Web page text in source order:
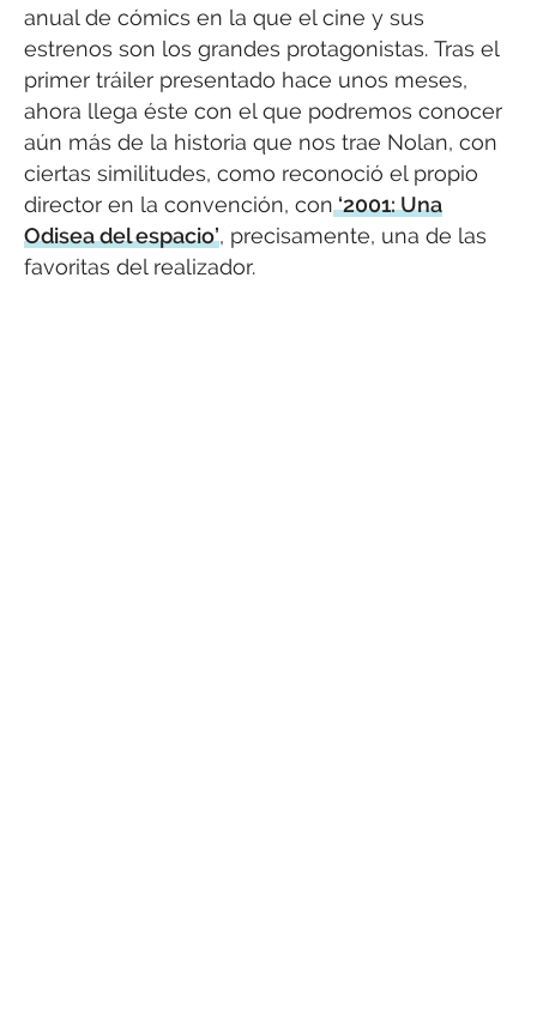
anual de cómics en la que el cine y sus
estrenos son los grandes protagonistas. Tras el
primer tráiler presentado hace unos meses,
ahora llega éste con el que podremos conocer
aún más de la historia que nos trae Nolan, con
ciertas similitudes, como reconoció el propio
director en la convención, con‘2001: Una
Odisea del espacio’, precisamente, una de las
favoritas del realizador.